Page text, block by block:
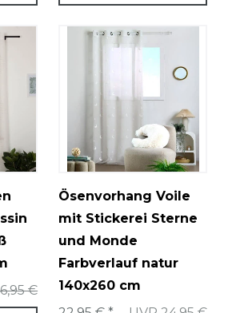
€
Ösenvorhang Voile
mit Stickerei Sterne
und Monde
Farbverlauf natur
140x260 cm